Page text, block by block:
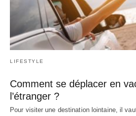
LIFESTYLE
Comment se déplacer en
l’étranger ?
Pour visiter une destination lointaine, il